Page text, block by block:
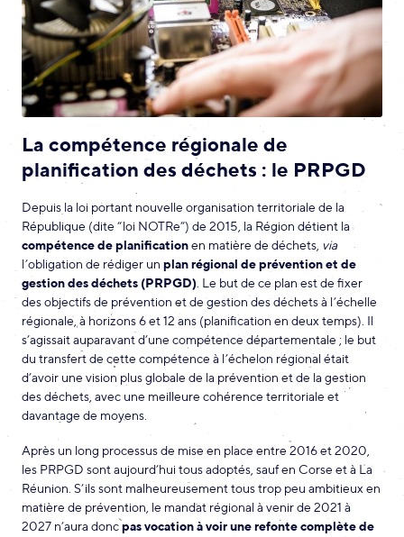
La compétence régionale de
planification des déchets : le PRPGD
Depuis la loi portant nouvelle organisation territoriale de la
République (dite “loi NOTRe”) de 2015, la Région détient la
compétence de planificationen matière de déchets, via
l’obligation de rédiger un plan régional de prévention et de
gestion des déchets (PRPGD). Le but de ce plan est de fixer
des objectifs de prévention et de gestion des déchets à l’échelle
régionale, à horizons 6 et 12 ans (planification en deux temps). Il
s’agissait auparavant d’une compétence départementale ; le but
du transfert de cette compétence à l’échelon régional était
d’avoir une vision plus globale de la prévention et de la gestion
des déchets, avec une meilleure cohérence territoriale et
davantage de moyens.
Après un long processus de mise en place entre 2016 et 2020,
les PRPGD sont aujourd’hui tous adoptés, sauf en Corse et à La
Réunion. S’ils sont malheureusement tous trop peu ambitieux en
matière de prévention, le mandat régional à venir de 2021 à
2027 n’aura doncpas vocation à voir une refonte complète de